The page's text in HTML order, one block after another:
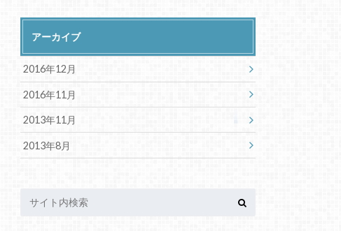
アーカイブ
2016年12月
2016年11月
2013年11月
2013年8月